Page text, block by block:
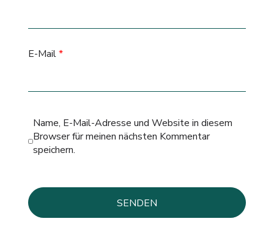
E-Mail*
Name, E-Mail-Adresse und Website in diesem
Browser für meinen nächsten Kommentar
speichern.